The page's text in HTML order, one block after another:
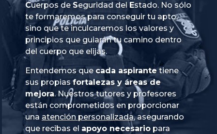
Cuerpos de Seguridad del Estado. No sólo
te formaremos para conseguir tu apto,
sino que te inculcaremos los valores y
principios que guiarán tu camino dentro
del cuerpo que elijas.
Entendemos que cada aspirante tiene
sus propias fortalezas y áreas de
mejora. Nuestros tutores y profesores
están comprometidos en proporcionar
una atención personalizada, asegurando
que recibas el apoyo necesario para